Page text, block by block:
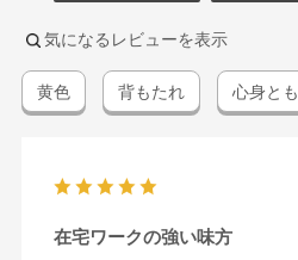
気になるレビューを表示
黄色 背もたれ 心身とも
在宅ワークの強い味方